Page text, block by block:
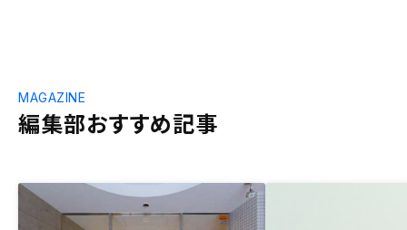
編集部おすすめ記事
MAGAZINE